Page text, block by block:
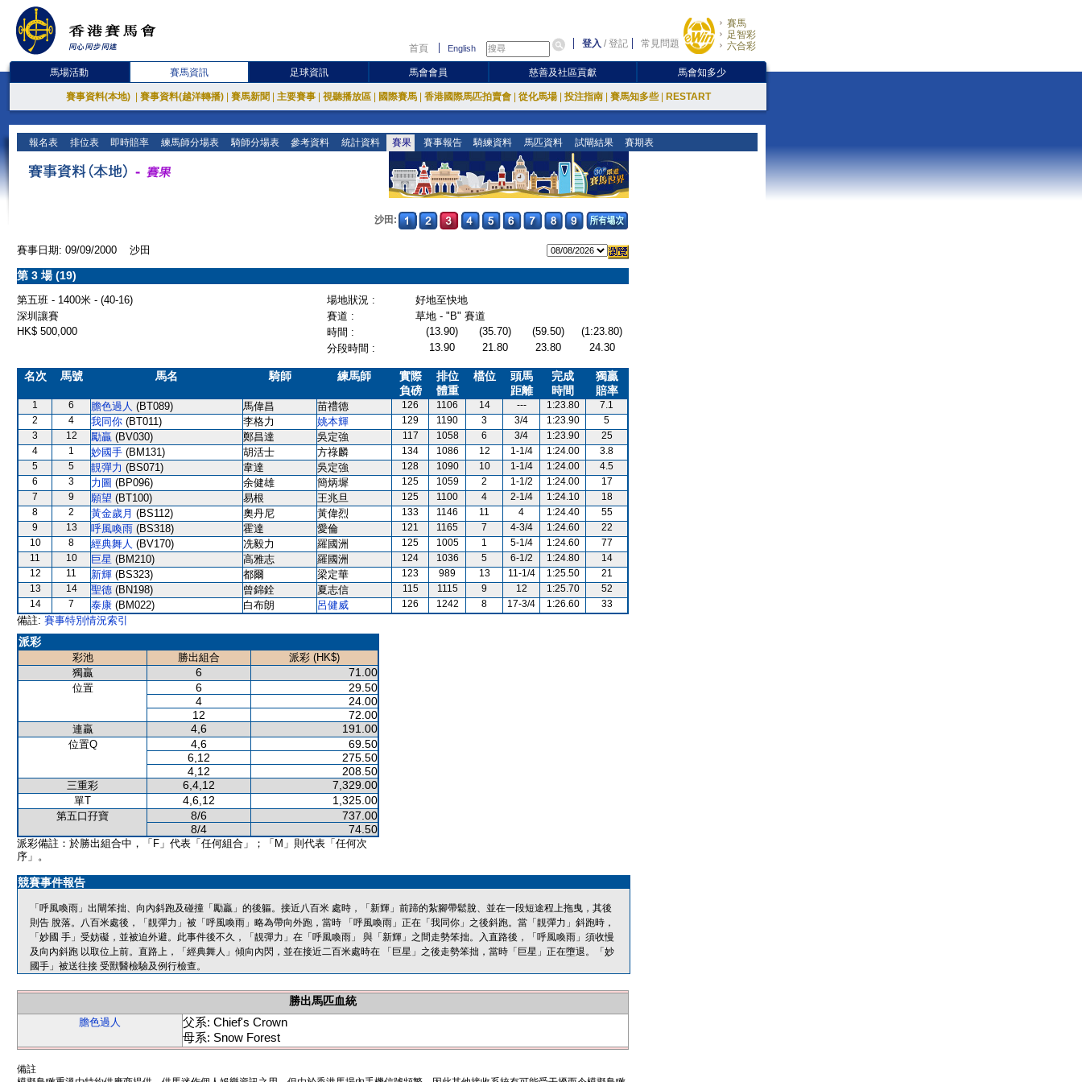
首頁 English 登入 /登記 常見問題
賽馬
足智彩
六合彩
馬場活動 賽馬資訊 足球資訊 馬會會員 慈善及社區貢獻 馬會知多少
賽事資料(本地) 賽事資料(越洋轉播) 賽馬新聞 主要賽事 視聽播放區 國際賽馬 香港國際馬匹拍賣會 從化馬場 投注指南 賽馬知多些 RESTART
報名表 排位表 即時賠率 練馬師分場表 騎師分場表 參考資料 統計資料 賽果 賽事報告 騎練資料 馬匹資料 試閘結果 賽期表
沙田:
賽事日期: 09/09/2000 沙田
第 3 場 (19)
第五班 - 1400米 - (40-16) 場地狀況 :
好地至快地
深圳讓賽
賽道 :
草地 - "B" 賽道
HK$ 500,000
時間 : (13.90) (35.70) (59.50)
(1:23.80)
分段時間 :
13.90 21.80 23.80 24.30
名次 馬號 馬名 騎師 練馬師
實際
負磅
排位
體重
檔位
頭馬
距離
完成
時間
獨贏
賠率
1 6 膽色過人 (BT089) 馬偉昌 苗禮德 126 1106 14 --- 1:23.80
7.1
2
4 我同你 (BT011) 李格力 姚本輝 129 1190 3 3/4 1:23.90
5
3
12 勵贏 (BV030) 鄭昌達 吳定強 117 1058 6 3/4 1:23.90
25
4
1 妙國手 (BM131) 胡活士 方祿麟 134 1086 12 1-1/4 1:24.00
3.8
5
5 靚彈力 (BS071) 韋達 吳定強 128 1090 10 1-1/4 1:24.00
4.5
6
3 力圖 (BP096) 余健雄 簡炳墀 125 1059 2 1-1/2 1:24.00
17
7
9 願望 (BT100) 易根 王兆旦 125 1100 4 2-1/4 1:24.10
18
8
2 黃金歲月 (BS112) 奧丹尼 黃偉烈 133 1146 11 4 1:24.40
55
9
13 呼風喚雨 (BS318) 霍達 愛倫 121 1165 7 4-3/4 1:24.60
22
10
8 經典舞人 (BV170) 冼毅力 羅國洲 125 1005 1 5-1/4 1:24.60
77
11
10 巨星 (BM210) 高雅志 羅國洲 124 1036 5 6-1/2 1:24.80
14
12
11 新輝 (BS323) 都爾 梁定華 123 989 13 11-1/4 1:25.50
21
13
14 聖德 (BN198) 曾錦銓 夏志信 115 1115 9 12 1:25.70
52
14
7 泰康 (BM022) 白布朗 呂健威 126 1242 8 17-3/4 1:26.60 33
備註: 賽事特別情況索引
派彩
彩池 勝出組合
派彩 (HK$)
獨贏
6 71.00
位置 6
29.50
4
24.00
12
72.00
連贏 4,6 191.00
位置Q 4,6
69.50
6,12
275.50
4,12
208.50
三重彩 6,4,12 7,329.00
單T 4,6,12 1,325.00
第五口孖寶 8/6
737.00
8/4
74.50
派彩備註：於勝出組合中，「F」代表「任何組合」；「M」則代表「任何次
序」。
競賽事件報告
「呼風喚雨」出閘笨拙、向內斜跑及碰撞「勵贏」的後軀。接近八百米 處時，「新輝」前蹄的紮腳帶鬆脫、並在一段短途程上拖曳，其後
則告 脫落。八百米處後，「靚彈力」被「呼風喚雨」略為帶向外跑，當時 「呼風喚雨」正在「我同你」之後斜跑。當「靚彈力」斜跑時，
「妙國 手」受妨礙，並被迫外避。此事件後不久，「靚彈力」在「呼風喚雨」 與「新輝」之間走勢笨拙。入直路後，「呼風喚雨」須收慢
及向內斜跑 以取位上前。直路上，「經典舞人」傾向內閃，並在接近二百米處時在 「巨星」之後走勢笨拙，當時「巨星」正在墮退。「妙
國手」被送往接 受獸醫檢驗及例行檢查。
勝出馬匹血統
膽色過人
父系: Chief's Crown
母系: Snow Forest
備註